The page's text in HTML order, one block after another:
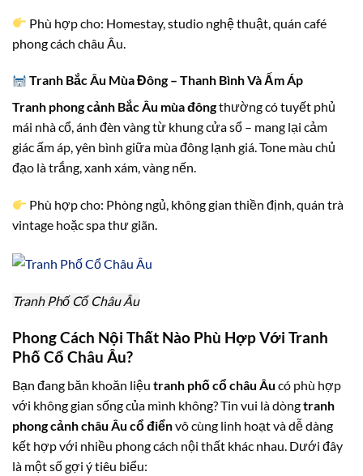
Phù hợp cho: Homestay, studio nghệ thuật, quán café
phong cách châu Âu.
Tranh Bắc Âu Mùa Đông – Thanh Bình Và Ấm Áp
Tranh phong cảnh Bắc Âu mùa đôngthường có tuyết phủ
mái nhà cổ, ánh đèn vàng từ khung cửa sổ – mang lại cảm
giác ấm áp, yên bình giữa mùa đông lạnh giá. Tone màu chủ
đạo là trắng, xanh xám, vàng nến.
Phù hợp cho: Phòng ngủ, không gian thiền định, quán trà
vintage hoặc spa thư giãn.
Tranh Phố Cổ Châu Âu
Phong Cách Nội Thất Nào Phù Hợp Với Tranh
Phố Cổ Châu Âu?
Bạn đang băn khoăn liệu tranh phố cổ châu Âu có phù hợp
với không gian sống của mình không? Tin vui là dòngtranh
phong cảnh châu Âu cổ điểnvô cùng linh hoạt và dễ dàng
kết hợp với nhiều phong cách nội thất khác nhau. Dưới đây
là một số gợi ý tiêu biểu: